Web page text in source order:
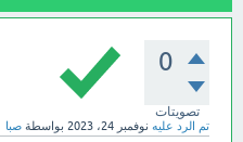
0
تصويتات
تم الرد عليه نوفمبر 24، 2023 بواسطة صبا